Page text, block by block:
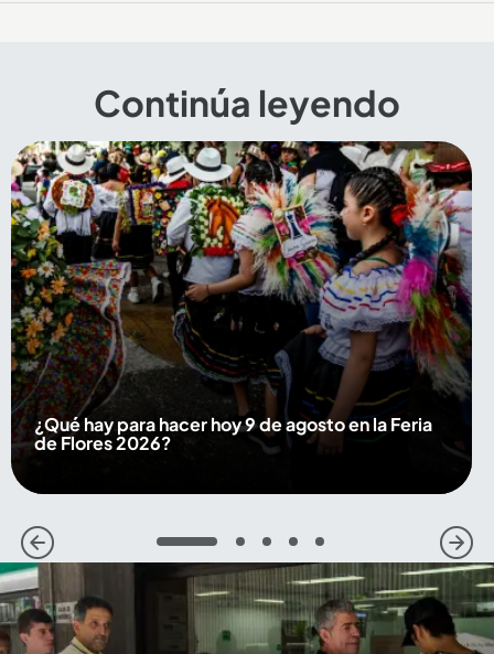
Continúa leyendo
¿Qué hay para hacer hoy 9 de agosto en la Feria
de Flores 2026?
1 2 3 4 5